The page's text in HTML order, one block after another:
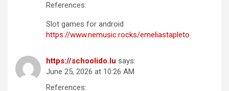
References:
Slot games for android
https://www.nemusic.rocks/emeliastapleto
https://schoolido.lu says:
June 25, 2026 at 10:26 AM
References: